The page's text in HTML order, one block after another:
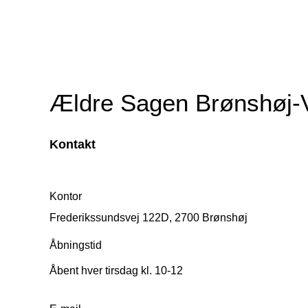
Ældre Sagen Brønshøj-
Kontakt
Kontor
Frederikssundsvej 122D, 2700 Brønshøj
Åbningstid
Åbent hver tirsdag kl. 10-12